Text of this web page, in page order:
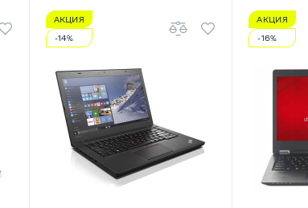
АКЦИЯ
-14%
АКЦИЯ
-16%